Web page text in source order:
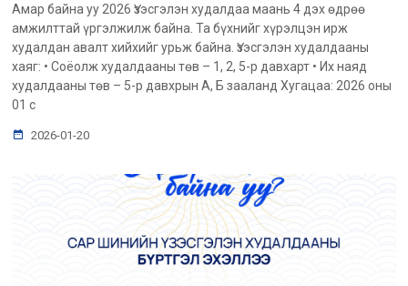
Амар байна уу 2026 Үзэсгэлэн худалдаа маань 4 дэх өдрөө
амжилттай үргэлжилж байна. Та бүхнийг хүрэлцэн ирж
худалдан авалт хийхийг урьж байна. Үзэсгэлэн худалдааны
хаяг: • Соёолж худалдааны төв – 1, 2, 5-р давхарт • Их наяд
худалдааны төв – 5-р давхрын А, Б зааланд Хугацаа: 2026 оны
01 с
2026-01-20